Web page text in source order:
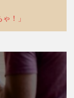
！」